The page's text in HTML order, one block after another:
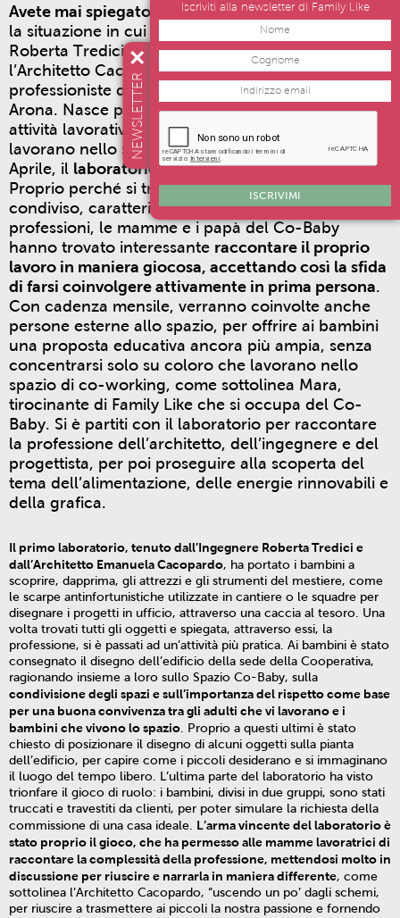
Avete mai spiegato il vostro lavoro ai vostri figli?E’
la situazione in cui si sono trovate l’Ingegnere
Roberta Tredici, mamma di tre bambini, e
l’Architetto Cacopardo, mamma di due,
professioniste dello spazio di co-working ad
Arona. Nasce proprio dall’idea di conoscere le
attività lavorative delle mamme e dei papà che
lavorano nello spazio di co-working in Via XIV
Aprile, il laboratorio “Che lavoro fanno i grandi?”.
Proprio perché si tratta di uno spazio di lavoro
condiviso, caratterizzato dal tema delle
professioni, le mamme e i papà del Co-Baby
hanno trovato interessante raccontare il proprio
lavoro in maniera giocosa, accettando così la sfida
di farsi coinvolgere attivamente in prima persona.
Con cadenza mensile, verranno coinvolte anche
persone esterne allo spazio, per offrire ai bambini
una proposta educativa ancora più ampia, senza
concentrarsi solo su coloro che lavorano nello
spazio di co-working, come sottolinea Mara,
tirocinante di Family Like che si occupa del Co-
Baby. Si è partiti con il laboratorio per raccontare
la professione dell’architetto, dell’ingegnere e del
progettista, per poi proseguire alla scoperta del
tema dell’alimentazione, delle energie rinnovabili e
della grafica.
Il primo laboratorio, tenuto dall’Ingegnere Roberta Tredici e
dall’Architetto Emanuela Cacopardo, ha portato i bambini a
scoprire, dapprima, gli attrezzi e gli strumenti del mestiere, come
le scarpe antinfortunistiche utilizzate in cantiere o le squadre per
disegnare i progetti in ufficio, attraverso una caccia al tesoro. Una
volta trovati tutti gli oggetti e spiegata, attraverso essi, la
professione, si è passati ad un’attività più pratica. Ai bambini è stato
consegnato il disegno dell’edificio della sede della Cooperativa,
ragionando insieme a loro sullo Spazio Co-Baby, sulla
condivisione degli spazi e sull’importanza del rispetto come base
per una buona convivenza tra gli adulti che vi lavorano e i
bambini che vivono lo spazio . Proprio a questi ultimi è stato
chiesto di posizionare il disegno di alcuni oggetti sulla pianta
dell’edificio, per capire come i piccoli desiderano e si immaginano
il luogo del tempo libero. L’ultima parte del laboratorio ha visto
trionfare il gioco di ruolo: i bambini, divisi in due gruppi, sono stati
truccati e travestiti da clienti, per poter simulare la richiesta della
commissione di una casa ideale. L’arma vincente del laboratorio è
stato proprio il gioco, che ha permesso alle mamme lavoratrici di
raccontare la complessità della professione, mettendosi molto in
discussione per riuscire e narrarla in maniera differente, come
sottolinea l’Architetto Cacopardo, “uscendo un po’ dagli schemi,
per riuscire a trasmettere ai piccoli la nostra passione e fornendo
NEWSLETTER
Iscriviti alla newsletter di Family Like
ISCRIVIMI